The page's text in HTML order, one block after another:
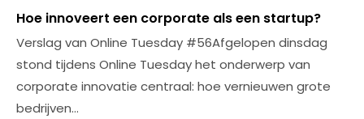
Hoe innoveert een corporate als een startup?
Verslag van Online Tuesday #56Afgelopen dinsdag
stond tijdens Online Tuesday het onderwerp van
corporate innovatie centraal: hoe vernieuwen grote
bedrijven…